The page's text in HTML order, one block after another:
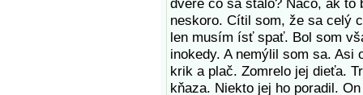
dvere čo sa stalo? Načo, ak
neskoro. Cítil som, že sa celý
len musím ísť spať. Bol som
inokedy. A nemýlil som sa.
krik a plač. Zomrelo jej dieťa.
kňaza. Niekto jej ho poradil.